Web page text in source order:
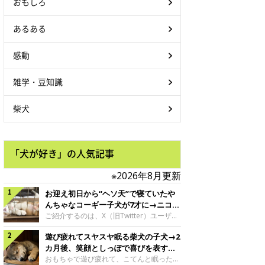
あるある
感動
雑学・豆知識
柴犬
「犬が好き」の人気記事
※2026年8月更新
お迎え初日から“ヘソ天”で寝ていたや
んちゃなコーギー子犬が7才に→ニコニ
コ“コーギースマイル”が魅力のコに成
長！
ご紹介するのは、X（旧Twitter）ユーザー
＠Kus1oKg2vsgdWS2さんの愛犬でウェル
シュ・コーギー・ペンブロークの神楽ちゃ
ん。今年の8月で7才になるという神楽ちゃ
んですが、いったいどんな子犬時代を過ご
遊び疲れてスヤスヤ眠る柴犬の子犬→2
カ月後、笑顔としっぽで喜びを表すコ
に成長！
おもちゃで遊び疲れて、こてんと眠った子